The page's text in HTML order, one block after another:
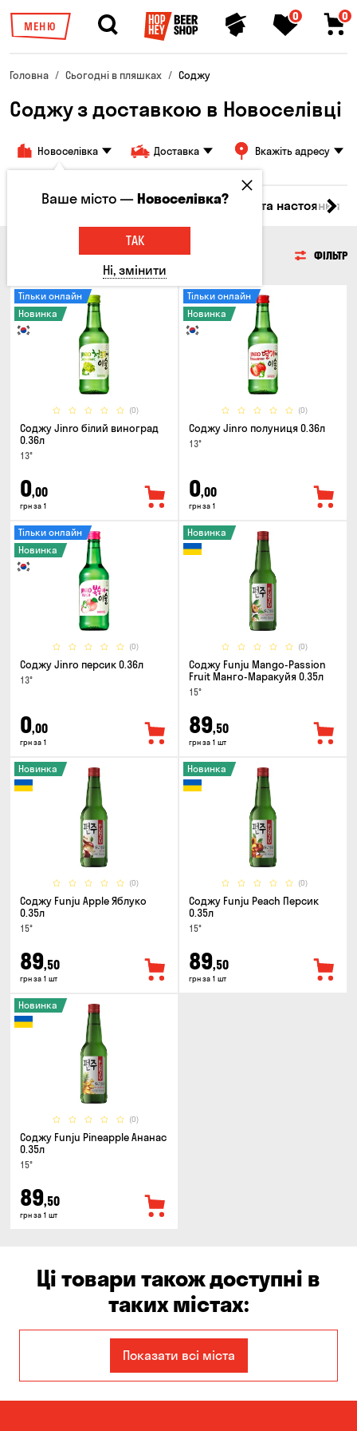
МЕНЮ
0 0
Головна Сьогодні в пляшках Соджу
Соджу з доставкою в Новоселівці
Новоселівка Доставка Вкажіть адресу
Коктейлі Горілка Соджу Лікери та настоянки
ФІЛЬТР
(0)
Тільки онлайн
Новинка
Соджу Jinro білий виноград
0.36л
13°
0,00
грн за 1
(0)
Тільки онлайн
Новинка
Соджу Jinro полуниця 0.36л
13°
0,00
грн за 1
(0)
Тільки онлайн
Новинка
Соджу Jinro персик 0.36л
13°
0,00
грн за 1
(0)
Новинка
Соджу Funju Mango-Passion
Fruit Манго-Маракуйя 0.35л
15°
89,50
грн за 1 шт
(0)
Новинка
Соджу Funju Apple Яблуко
0.35л
15°
89,50
грн за 1 шт
(0)
Новинка
Соджу Funju Peach Персик
0.35л
15°
89,50
грн за 1 шт
(0)
Новинка
Соджу Funju Pineapple Ананас
0.35л
15°
89,50
грн за 1 шт
Ці товари також доступні в
таких містах:
Єлизаветівка
Авангард Бабурка
Показати всі міста
Ваше місто —Новоселівка?
ТАК
Ні, змінити